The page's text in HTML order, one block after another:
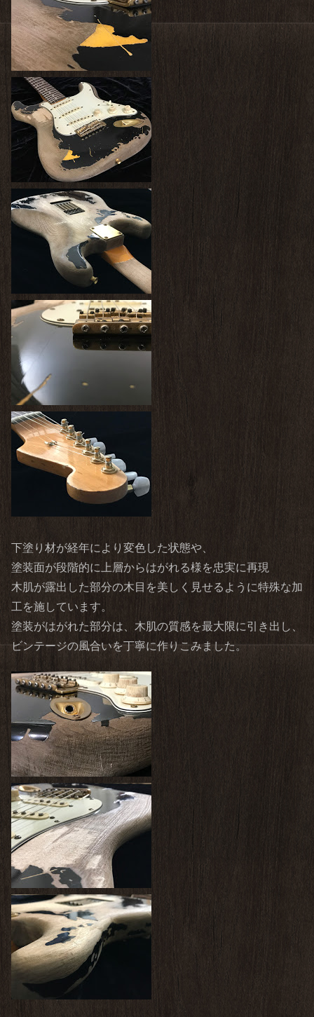
下塗り材が経年により変色した状態や、
塗装面が段階的に上層からはがれる様を忠実に再現
木肌が露出した部分の木目を美しく見せるように特殊な加
工を施しています。
塗装がはがれた部分は、木肌の質感を最大限に引き出し、
ビンテージの風合いを丁寧に作りこみました。